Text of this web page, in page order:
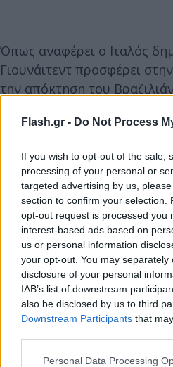
Flash.gr - Do Not Process
If you wish to opt-out of the sale,
processing of your personal or
targeted advertising by us,
section to confirm your selection.
opt-out request is processed you
interest-based ads based on
us or personal information
your opt-out. You may
disclosure of your personal
IAB’s list of downstream
also be disclosed by us to third
Downstream Participants that
Please note that this website/app
Personal Data Processing
Όπως αναφέρει ο Ιταλός
Γιουνάιτεντ προσφέρει
την απόκτηση του
ομάδες να διευθετούν τις
που αφορούν το deal.